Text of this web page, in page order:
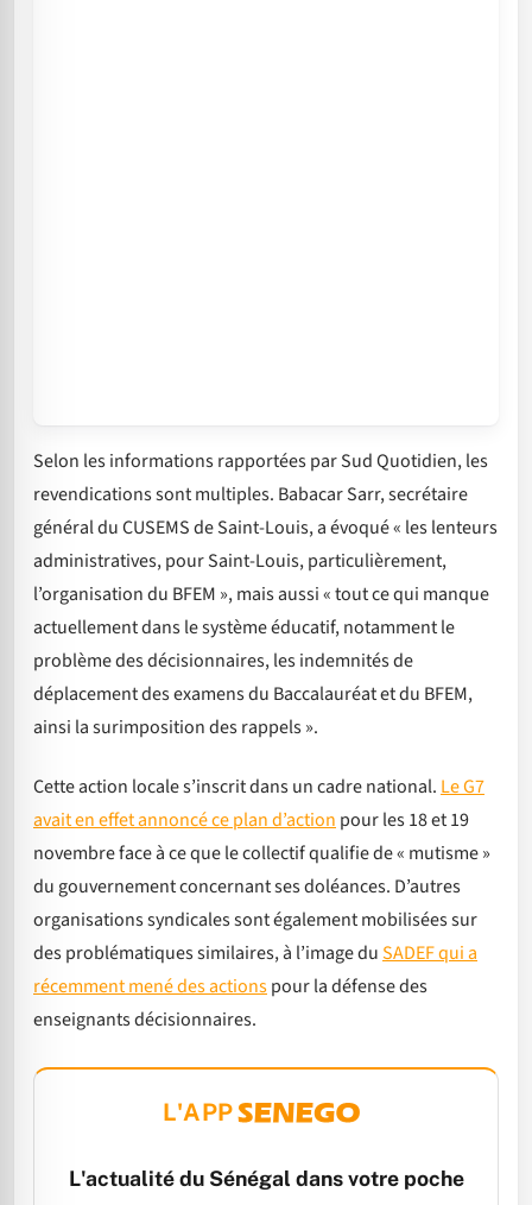
Selon les informations rapportées par Sud Quotidien, les
revendications sont multiples. Babacar Sarr, secrétaire
général du CUSEMS de Saint-Louis, a évoqué « les lenteurs
administratives, pour Saint-Louis, particulièrement,
l’organisation du BFEM », mais aussi « tout ce qui manque
actuellement dans le système éducatif, notamment le
problème des décisionnaires, les indemnités de
déplacement des examens du Baccalauréat et du BFEM,
ainsi la surimposition des rappels ».
Cette action locale s’inscrit dans un cadre national. Le G7
avait en effet annoncé ce plan d’action pour les 18 et 19
novembre face à ce que le collectif qualifie de « mutisme »
du gouvernement concernant ses doléances. D’autres
organisations syndicales sont également mobilisées sur
des problématiques similaires, à l’image duSADEF qui a
récemment mené des actionspour la défense des
enseignants décisionnaires.
L'APP
L'actualité du Sénégal dans votre poche